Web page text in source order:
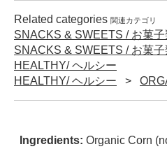
Related categories 関連カテゴリ
SNACKS & SWEETS / お菓子
SNACKS & SWEETS / お菓子
HEALTHY/ ヘルシー
HEALTHY/ ヘルシー
Ingredients: Organic Corn